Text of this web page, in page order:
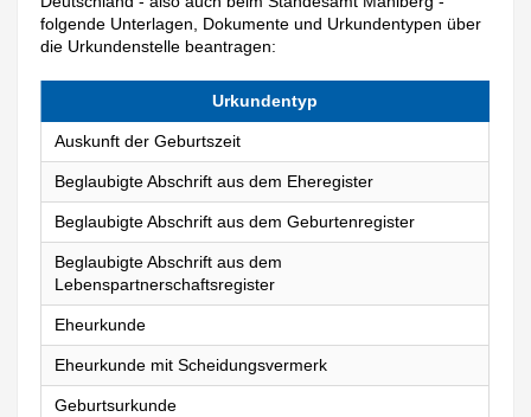
folgende Unterlagen, Dokumente und Urkundentypen über
die Urkundenstelle beantragen:
Urkundentyp
Auskunft der Geburtszeit
Beglaubigte Abschrift aus dem Eheregister
Beglaubigte Abschrift aus dem Geburtenregister
Beglaubigte Abschrift aus dem
Lebenspartnerschaftsregister
Eheurkunde
Eheurkunde mit Scheidungsvermerk
Geburtsurkunde